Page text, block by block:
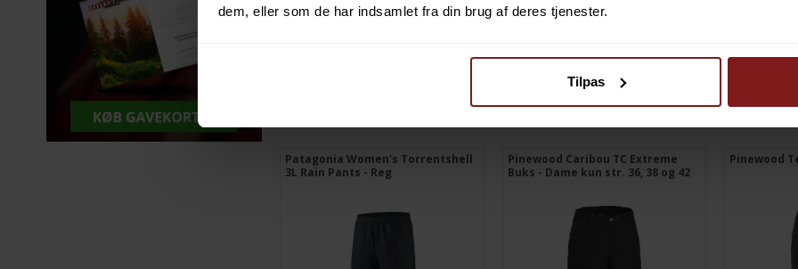
dem, eller som de har indsamlet fra din brug af deres tjenester.
Tilpas
TILBUD
Patagonia Women's Torrentshell
3L Rain Pants - Reg
Pinewood Caribou TC Extreme
Buks - Dame kun str. 36, 38 og 42
Pinewood